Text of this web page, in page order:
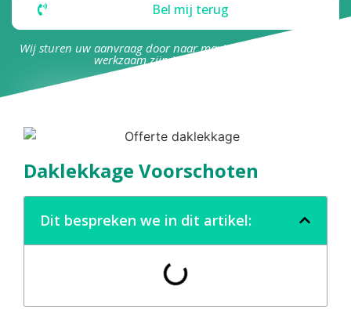
Bel mij terug
Wij sturen uw aanvraag door naar maximaal 4 bedrijven die
werkzaam zijn in uw omgeving.
Daklekkage Voorschoten
Dit bespreken we in dit artikel: